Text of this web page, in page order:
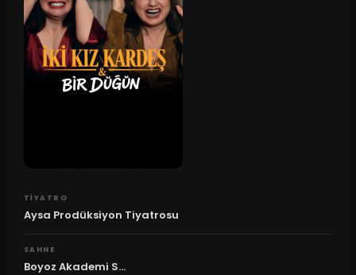
TIYATRO
Aysa Prodüksiyon Tiyatrosu
SAHNE
Boyoz Akademi S...